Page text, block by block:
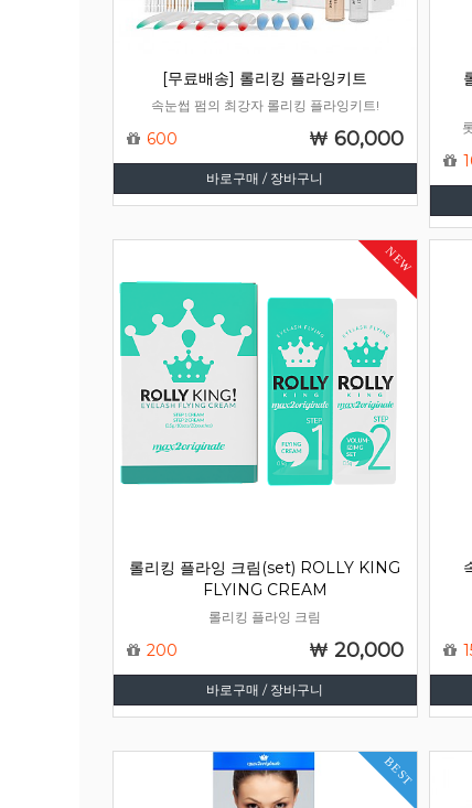
[무료배송] 롤리킹 플라잉키트
속눈썹 펌의 최강자 롤리킹 플라잉키트!
600 60,000
바로구매 / 장바구니
NEW
롤리킹 플라잉 크림(set) ROLLY KING
FLYING CREAM
롤리킹 플라잉 크림
200 20,000
바로구매 / 장바구니
BEST